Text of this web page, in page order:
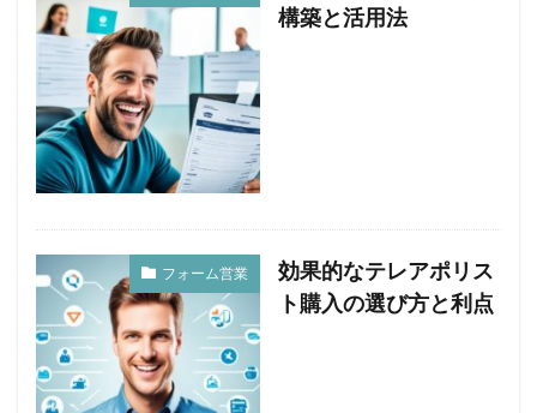
構築と活用法
フォーム営業
効果的なテレアポリス
ト購入の選び方と利点